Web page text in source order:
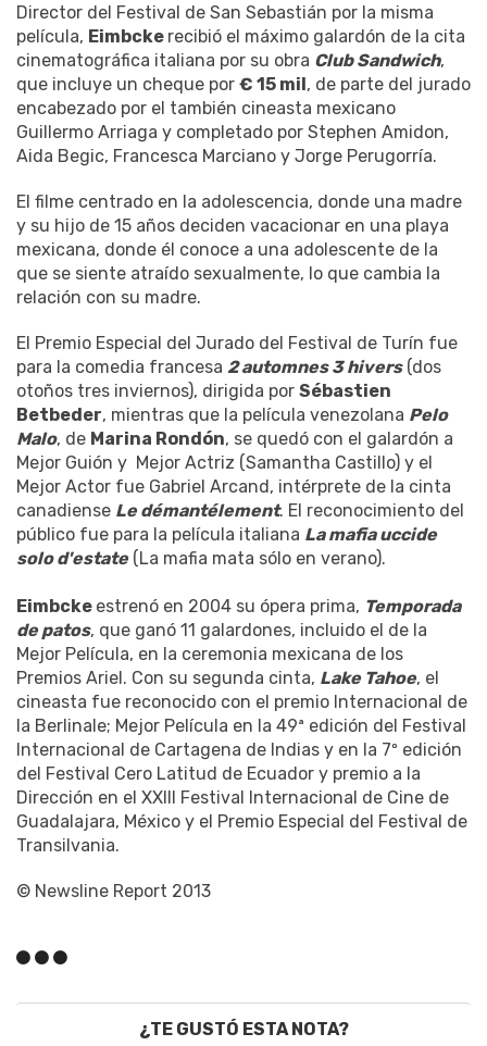
Director del Festival de San Sebastián por la misma
película, Eimbcke recibió el máximo galardón de la cita
cinematográfica italiana por su obra Club Sandwich,
que incluye un cheque por € 15 mil, de parte del jurado
encabezado por el también cineasta mexicano
Guillermo Arriaga y completado por Stephen Amidon,
Aida Begic, Francesca Marciano y Jorge Perugorría.
El filme centrado en la adolescencia, donde una madre
y su hijo de 15 años deciden vacacionar en una playa
mexicana, donde él conoce a una adolescente de la
que se siente atraído sexualmente, lo que cambia la
relación con su madre.
El Premio Especial del Jurado del Festival de Turín fue
para la comedia francesa 2 automnes 3 hivers(dos
otoños tres inviernos), dirigida por Sébastien
Betbeder, mientras que la película venezolana Pelo
Malo, de Marina Rondón, se quedó con el galardón a
Mejor Guión y Mejor Actriz (Samantha Castillo) y el
Mejor Actor fue Gabriel Arcand, intérprete de la cinta
canadiense Le démantélement. El reconocimiento del
público fue para la película italiana La mafia uccide
solo d'estate(La mafia mata sólo en verano).
Eimbcke estrenó en 2004 su ópera prima, Temporada
de patos, que ganó 11 galardones, incluido el de la
Mejor Película, en la ceremonia mexicana de los
Premios Ariel. Con su segunda cinta, Lake Tahoe, el
cineasta fue reconocido con el premio Internacional de
la Berlinale; Mejor Película en la 49ª edición del Festival
Internacional de Cartagena de Indias y en la 7º edición
del Festival Cero Latitud de Ecuador y premio a la
Dirección en el XXIII Festival Internacional de Cine de
Guadalajara, México y el Premio Especial del Festival de
Transilvania.
© Newsline Report 2013
¿TE GUSTÓ ESTA NOTA?